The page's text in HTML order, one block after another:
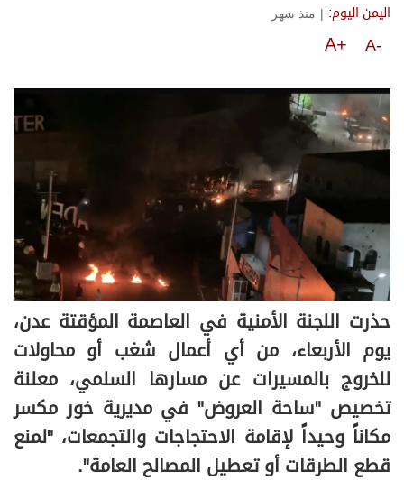
اليمن اليوم: | منذ شهر
A-
A+
حذرت اللجنة الأمنية في العاصمة المؤقتة عدن،
يوم الأربعاء، من أي أعمال شغب أو محاولات
للخروج بالمسيرات عن مسارها السلمي، معلنة
تخصيص "ساحة العروض" في مديرية خور مكسر
مكاناً وحيداً لإقامة الاحتجاجات والتجمعات، "لمنع
قطع الطرقات أو تعطيل المصالح العامة".